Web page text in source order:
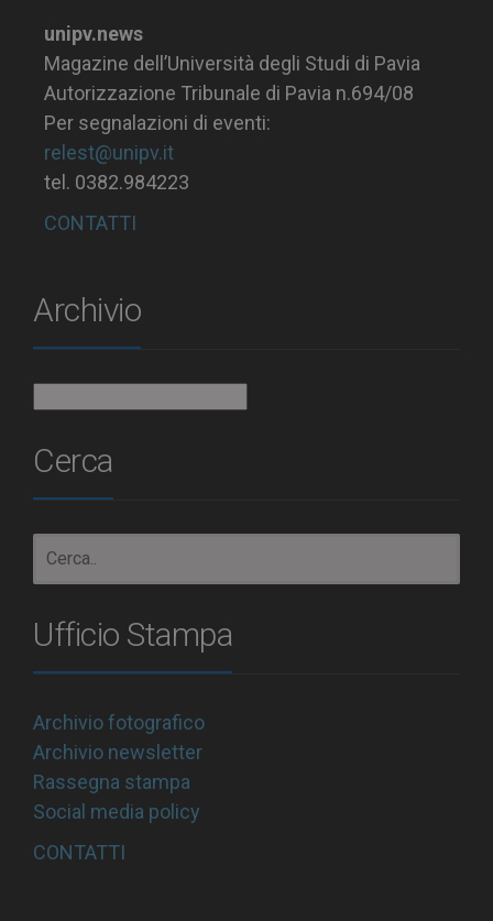
unipv.news
Magazine dell’Università degli Studi di Pavia
Autorizzazione Tribunale di Pavia n.694/08
Per segnalazioni di eventi:
relest@unipv.it
tel. 0382.984223
CONTATTI
Archivio
Cerca
Ufficio Stampa
Archivio fotografico
Archivio newsletter
Rassegna stampa
Social media policy
CONTATTI